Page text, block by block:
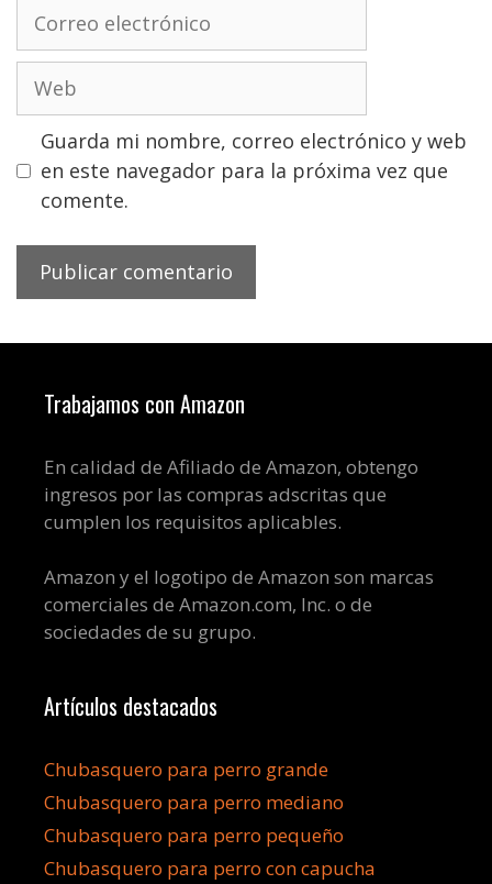
electrónico
Guarda mi nombre, correo electrónico y web
en este navegador para la próxima vez que
comente.
Trabajamos con Amazon
En calidad de Afiliado de Amazon, obtengo
ingresos por las compras adscritas que
cumplen los requisitos aplicables.
Amazon y el logotipo de Amazon son marcas
comerciales de Amazon.com, Inc. o de
sociedades de su grupo.
Artículos destacados
Chubasquero para perro grande
Chubasquero para perro mediano
Chubasquero para perro pequeño
Chubasquero para perro con capucha